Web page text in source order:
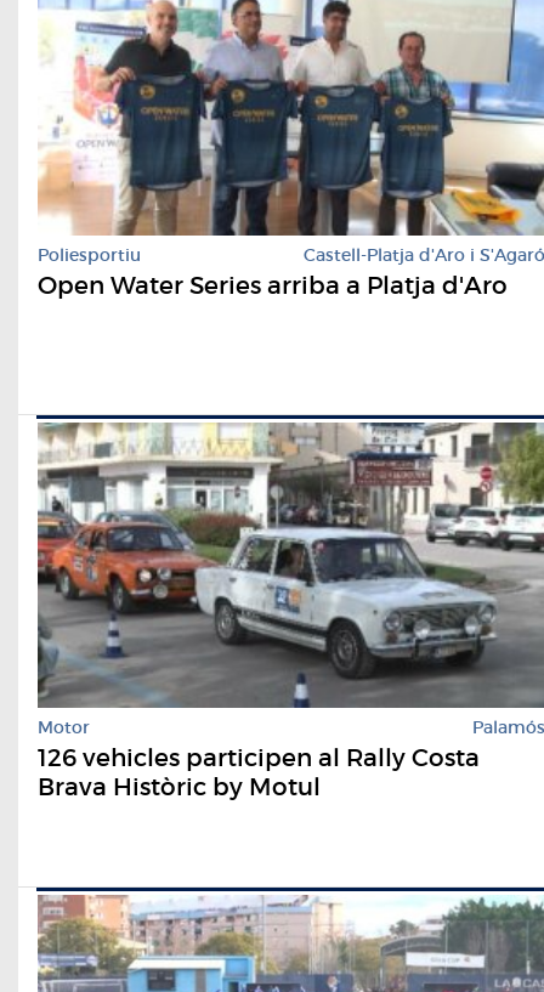
Poliesportiu Castell-Platja d'Aro i S'Agaró
Open Water Series arriba a Platja d'Aro
Motor Palamós
126 vehicles participen al Rally Costa
Brava Històric by Motul